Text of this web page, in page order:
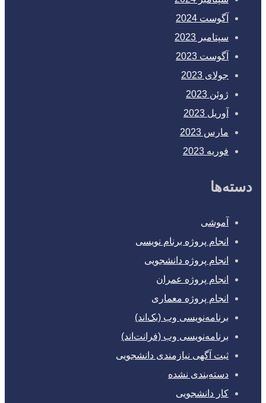
آگوست 2024
سپتامبر 2023
آگوست 2023
جولای 2023
ژوئن 2023
آوریل 2023
مارس 2023
فوریه 2023
دسته‌ها
آموشی
انجام پروژه برنام نویسی
انجام پروژه دانشجویی
انجام پروژه عمران
انجام پروژه معماری
برنامه‌نویسی وب (بک‌اند)
برنامه‌نویسی وب (فرانت‌اند)
ثبت آگهی نیازمندی دانشجویی
دسته‌بندی نشده
کار دانشجویی